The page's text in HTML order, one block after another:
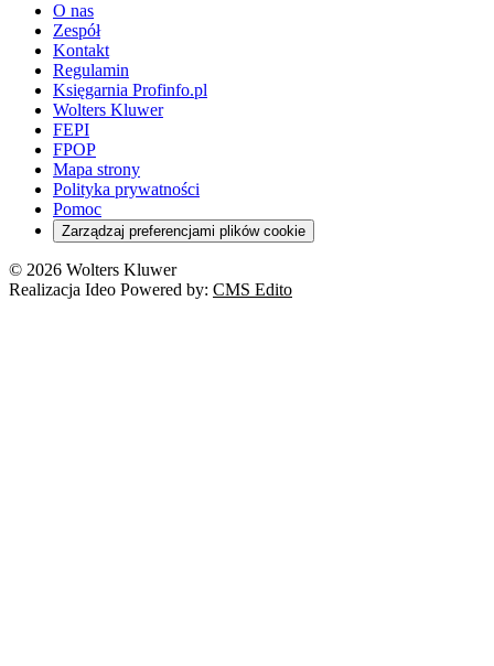
O nas
Zespół
Kontakt
Regulamin
Księgarnia Profinfo.pl
Wolters Kluwer
FEPI
FPOP
Mapa strony
Polityka prywatności
Pomoc
Zarządzaj preferencjami plików cookie
© 2026 Wolters Kluwer
Realizacja Ideo Powered by: CMS Edito